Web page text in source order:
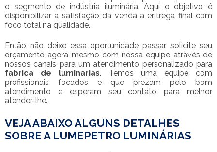
o segmento de indústria iluminária. Aqui o objetivo é
disponibilizar a satisfação da venda à entrega final com
foco total na qualidade.
Então não deixe essa oportunidade passar, solicite seu
orçamento agora mesmo com nossa equipe através de
nossos canais para um atendimento personalizado para
fabrica de luminarias. Temos uma equipe com
profissionais focados e que prezam pelo bom
atendimento e esperam seu contato para melhor
atender-lhe.
VEJA ABAIXO ALGUNS DETALHES
SOBRE A LUMEPETRO LUMINÁRIAS